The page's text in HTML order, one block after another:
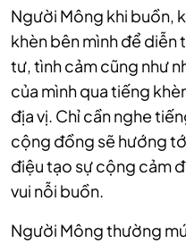
Người Mông khi buồn,
khèn bên mình để diễn
tư, tình cảm cũng như
của mình qua tiếng
địa vị. Chỉ cần nghe
cộng đồng sẽ hướng
điệu tạo sự cộng cảm
vui nỗi buồn.
Người Mông thường